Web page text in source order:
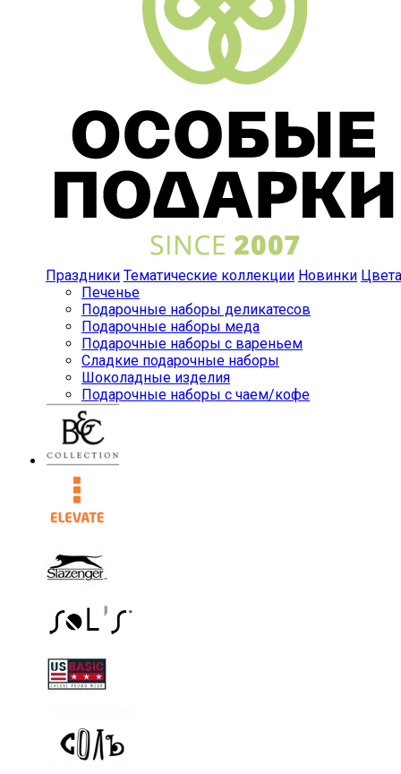
Праздники Тематические коллекции Новинки Цвета
Печенье
Подарочные наборы деликатесов
Подарочные наборы меда
Подарочные наборы с вареньем
Сладкие подарочные наборы
Шоколадные изделия
Подарочные наборы с чаем/кофе